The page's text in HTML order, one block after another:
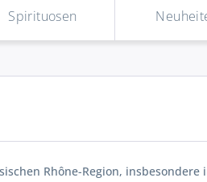
Spirituosen
Rhône-Region,